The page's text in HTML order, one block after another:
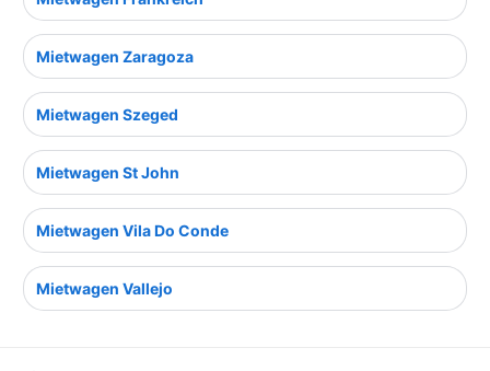
Mietwagen Zaragoza
Mietwagen Szeged
Mietwagen St John
Mietwagen Vila Do Conde
Mietwagen Vallejo